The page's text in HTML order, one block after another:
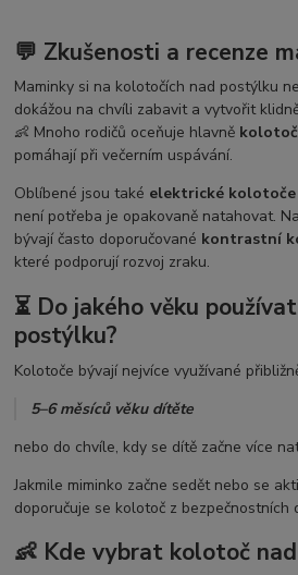
💬 Zkušenosti a recenze
Maminky si na kolotočích nad postýlku
dokážou na chvíli zabavit a vytvořit
👶 Mnoho rodičů oceňuje hlavně
pomáhají při večerním uspávání.
Oblíbené jsou také elektrické
není potřeba je opakovaně natahovat.
bývají často doporučované kontrastní
které podporují rozvoj zraku.
⏳ Do jakého věku
postýlku?
Kolotoče bývají nejvíce využívané
5–6 měsíců věku dítěte
nebo do chvíle, kdy se dítě začne více
Jakmile miminko začne sedět nebo se
doporučuje se kolotoč z bezpečnostních
👶 Kde vybrat kolotoč